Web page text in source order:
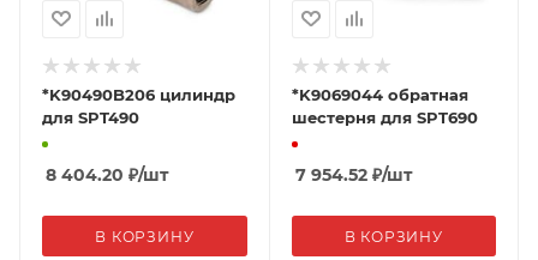
*K90490B206 цилиндр
для SPT490
8 404.20 ₽/шт
В КОРЗИНУ
*K9069044 обратная
шестерня для SPT690
7 954.52₽/шт
В КОРЗИНУ